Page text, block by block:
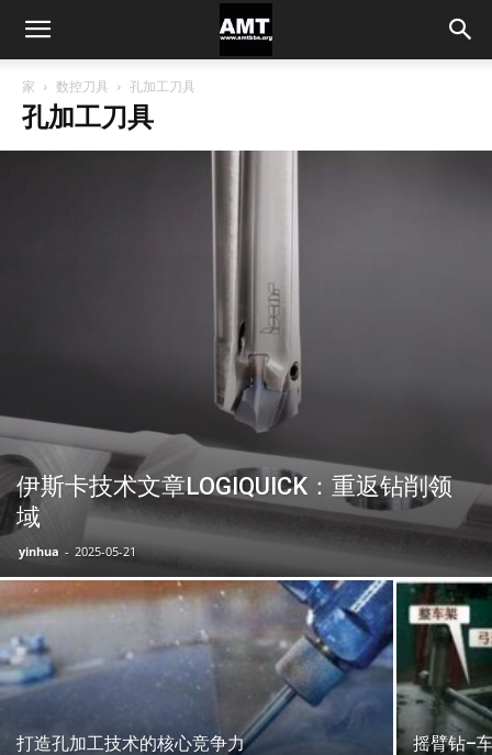
家 数控刀具 孔加工刀具
孔加工刀具
伊斯卡技术文章LOGIQUICK：重返钻削领
域
yinhua - 2025-05-21
打造孔加工技术的核心竞争力 摇臂钻–